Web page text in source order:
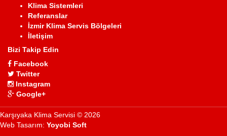
Klima Sistemleri
Referanslar
İzmir Klima Servis Bölgeleri
İletişim
Bizi Takip Edin
Facebook
Twitter
Instagram
Google+
Karşıyaka Klima Servisi © 2026
Web Tasarım: Yoyobi Soft